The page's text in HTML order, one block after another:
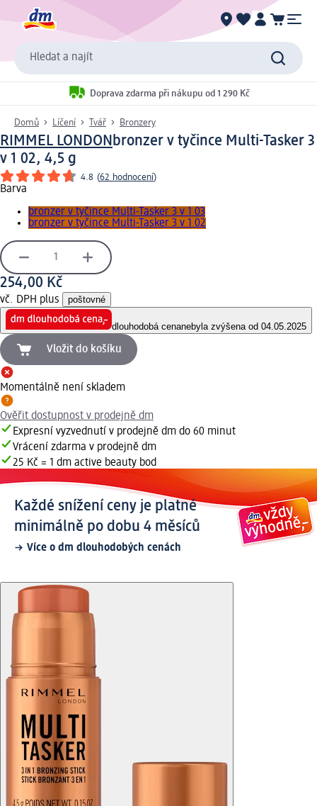
Hledat a najít
Doprava zdarma při nákupu od 1 290 Kč
Domů Líčení Tvář Bronzery
RIMMEL LONDONbronzer v tyčince Multi-Tasker 3
v 1 02, 4,5 g
4.8 (62 hodnocení)
Barva
bronzer v tyčince Multi-Tasker 3 v 1 03
bronzer v tyčince Multi-Tasker 3 v 1 02
254,00 Kč
vč. DPH plus poštovné
dlouhodobá cenanebyla zvýšena od 04.05.2025
Vložit do košíku
Momentálně není skladem
Ověřit dostupnost v prodejně dm
Expresní vyzvednutí v prodejně dm do 60 minut
Vrácení zdarma v prodejně dm
25 Kč = 1 dm active beauty bod
Každé snížení ceny je platné
minimálně po dobu 4 měsíců
Více o dm dlouhodobých cenách